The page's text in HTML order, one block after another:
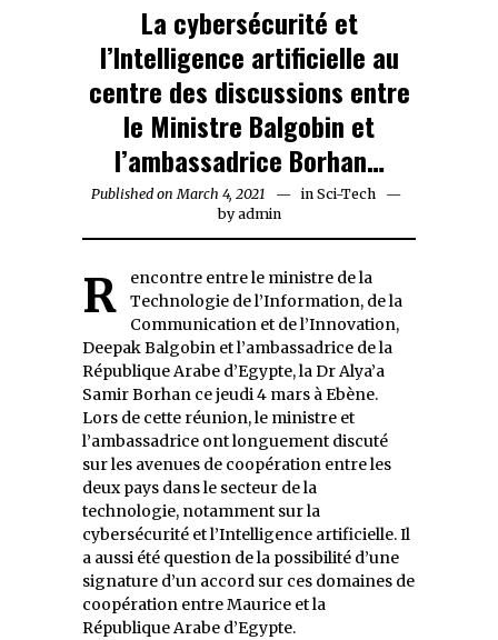
La cybersécurité et
l’Intelligence artificielle au
centre des discussions entre
le Ministre Balgobin et
l’ambassadrice Borhan…
Published on March 4, 2021 March
4,
in Sci-Tech
byadmin
Rencontre entre le ministre de la
Technologie de l’Information, de la
Communication et de l’Innovation,
Deepak Balgobin et l’ambassadrice de la
République Arabe d’Egypte, la Dr Alya’a
Samir Borhan ce jeudi 4 mars à Ebène.
Lors de cette réunion, le ministre et
l’ambassadrice ont longuement discuté
sur les avenues de coopération entre les
deux pays dans le secteur de la
technologie, notamment sur la
cybersécurité et l’Intelligence artificielle. Il
a aussi été question de la possibilité d’une
signature d’un accord sur ces domaines de
coopération entre Maurice et la
République Arabe d’Egypte.